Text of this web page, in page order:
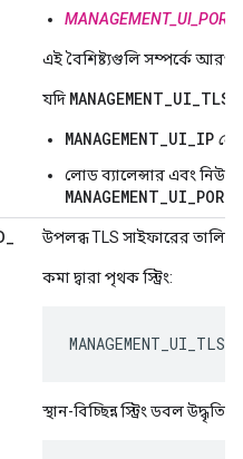
MANAGEMENT_UI_PORT
এই বৈশিষ্ট্যগুলি সম্পর্কে
যদি
MANAGEMENT_UI_IP
লোড ব্যালেন্সার এবং নিউ
MANAGEMENT_UI_PORT
_
উপলব্ধ TLS সাইফারের
কমা দ্বারা পৃথক স্ট্রিং:
স্থান-বিচ্ছিন্ন স্ট্রিং ডবল